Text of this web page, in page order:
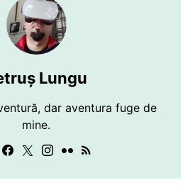
Lungu
dar aventura fuge de
mine.